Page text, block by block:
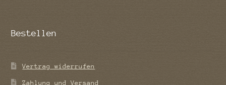
Bestellen
Vertrag widerrufen
Zahlung und Versand